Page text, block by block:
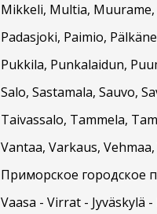
Mikkeli, Multia,
Padasjoki, Paimio,
Pukkila, Punkalaidun,
Salo, Sastamala, Sauvo,
Taivassalo, Tammela,
Vantaa, Varkaus,
Приморское городское
Vaasa - Virrat - Jyväskylä